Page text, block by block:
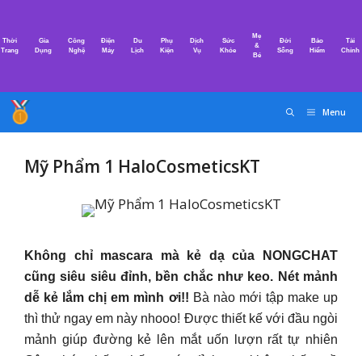
nội
Thời
Trang
Gia
Dụng
Công
Nghệ
Điện
Máy
Du
Lịch
Phụ
Kiện
Dịch
Vụ
Sức
Khỏe
Mẹ
&
Bé
Đời
Sống
Bảo
Hiểm
Tài
Chính
Menu
Mỹ Phẩm 1 HaloCosmeticsKT
Không chỉ mascara mà kẻ dạ của NONGCHAT
cũng siêu siêu đỉnh, bền chắc như keo. Nét mảnh
dễ kẻ lắm chị em mình ơi!! Bà nào mới tập make up
thì thử ngay em này nhooo! Được thiết kế với đầu ngòi
mảnh giúp đường kẻ lên mắt uốn lượn rất tự nhiên